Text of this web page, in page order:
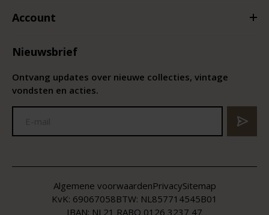
Account
Nieuwsbrief
Ontvang updates over nieuwe collecties, vintage
vondsten en acties.
KvK: 69067058BTW: NL857714545B01
IBAN: NL21 RABO 0126 3237 47
Algemene voorwaardenPrivacySitemap